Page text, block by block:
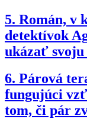
5. Román, v
detektívok
ukázať
6. Párová
fungujúci
tom, či pár